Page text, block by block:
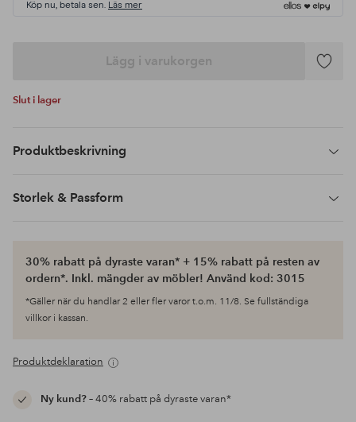
Köp nu, betala sen. Läs mer
Lägg i varukorgen
Lägg
Slut i lager
Produktbeskrivning
Storlek & Passform
30% rabatt på dyraste varan* + 15% rabatt på resten av
ordern*. Inkl. mängder av möbler! Använd kod: 3015
*Gäller när du handlar 2 eller fler varor t.o.m. 11/8. Se fullständiga
villkor i kassan.
Produktdeklaration
Ny kund?– 40% rabatt på dyraste varan*